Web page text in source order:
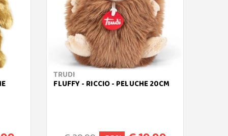
TRUDI
FLUFFY - RICCIO - PELUCHE 20CM